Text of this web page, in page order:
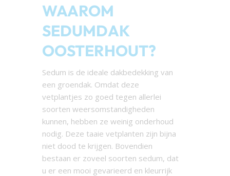
WAAROM
SEDUMDAK
OOSTERHOUT?
Sedum is de ideale dakbedekking van
een groendak. Omdat deze
vetplantjes zo goed tegen allerlei
soorten weersomstandigheden
kunnen, hebben ze weinig onderhoud
nodig. Deze taaie vetplanten zijn bijna
niet dood te krijgen. Bovendien
bestaan er zoveel soorten sedum, dat
u er een mooi gevarieerd en kleurrijk